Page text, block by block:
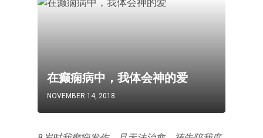
在癫痫病中，我体会神的爱
NOVEMBER 14, 2018